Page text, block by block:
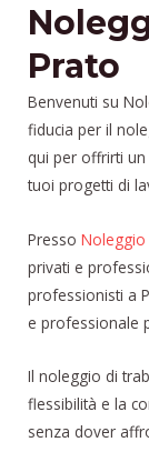
Prato
Benvenuti su
fiducia per il
qui per offrirti
tuoi progetti di
Presso Noleggio
privati e
professionisti a
e professionale
Il noleggio di
flessibilità e la
senza dover